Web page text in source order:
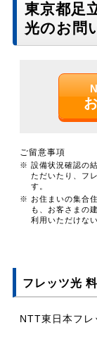
東京都足
光のお問
ご留意事項
※ 設備状況確認の
ただいたり、フ
す。
※ お住まいの集合
も、お客さまの
利用いただけな
フレッツ光
NTT東日本フレ